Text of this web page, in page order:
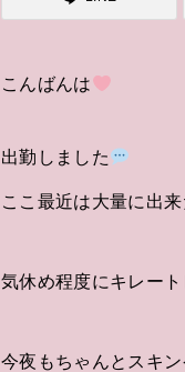
こんばんは
出勤しました
ここ最近は大量に出
気休め程度にキレー
今夜もちゃんとスキ